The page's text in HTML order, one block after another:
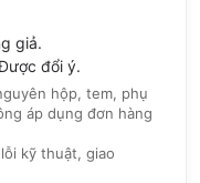
giả.
đổi ý.
hộp, tem, phụ
áp dụng đơn hàng
kỹ thuật, giao